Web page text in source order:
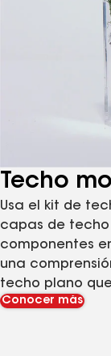
Techo
Usa el kit de
capas de techo
componentes
una
techo plano
Conocer más